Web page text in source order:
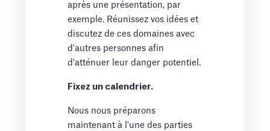
après une présentation, par
exemple. Réunissez vos idées et
discutez de ces domaines avec
d'autres personnes afin
d'atténuer leur danger potentiel.
Fixez un calendrier.
Nous nous préparons
maintenant à l'une des parties